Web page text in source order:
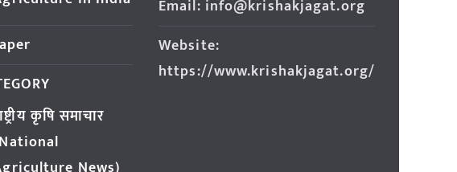
कृषि समाचार
Email: info@krishakjagat.org
Website:
https://www.krishakjagat.org/